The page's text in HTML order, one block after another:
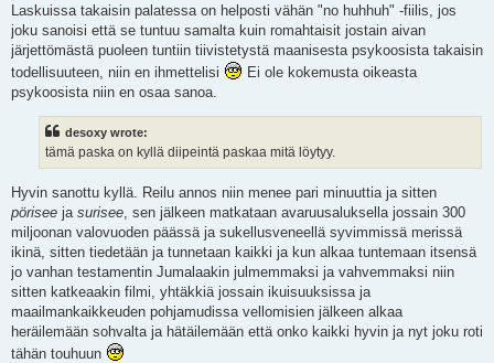
Laskuissa takaisin palatessa on helposti vähän "no huhhuh" -fiilis, jos
joku sanoisi että se tuntuu samalta kuin romahtaisit jostain aivan
järjettömästä puoleen tuntiin tiivistetystä maanisesta psykoosista takaisin
todellisuuteen, niin en ihmettelisi
Ei ole kokemusta oikeasta
psykoosista niin en osaa sanoa.
desoxy wrote:
tämä paska on kyllä diipeintä paskaa mitä löytyy.
Hyvin sanottu kyllä. Reilu annos niin menee pari minuuttia ja sitten
pörisee ja surisee , sen jälkeen matkataan avaruusaluksella jossain 300
miljoonan valovuoden päässä ja sukellusveneellä syvimmissä merissä
ikinä, sitten tiedetään ja tunnetaan kaikki ja kun alkaa tuntemaan itsensä
jo vanhan testamentin Jumalaakin julmemmaksi ja vahvemmaksi niin
sitten katkeaakin filmi, yhtäkkiä jossain ikuisuuksissa ja
maailmankaikkeuden pohjamudissa vellomisien jälkeen alkaa
heräilemään sohvalta ja hätäilemään että onko kaikki hyvin ja nyt joku roti
tähän touhuun